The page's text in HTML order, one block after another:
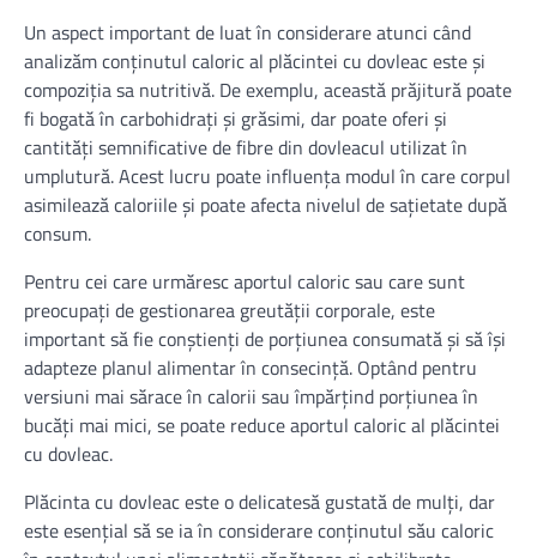
Un aspect important de luat în considerare atunci când
analizăm conținutul caloric al plăcintei cu dovleac este și
compoziția sa nutritivă. De exemplu, această prăjitură poate
fi bogată în carbohidrați și grăsimi, dar poate oferi și
cantități semnificative de fibre din dovleacul utilizat în
umplutură. Acest lucru poate influența modul în care corpul
asimilează caloriile și poate afecta nivelul de sațietate după
consum.
Pentru cei care urmăresc aportul caloric sau care sunt
preocupați de gestionarea greutății corporale, este
important să fie conștienți de porțiunea consumată și să își
adapteze planul alimentar în consecință. Optând pentru
versiuni mai sărace în calorii sau împărțind porțiunea în
bucăți mai mici, se poate reduce aportul caloric al plăcintei
cu dovleac.
Plăcinta cu dovleac este o delicatesă gustată de mulți, dar
este esențial să se ia în considerare conținutul său caloric